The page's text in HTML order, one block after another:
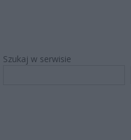
Szukaj w serwisie